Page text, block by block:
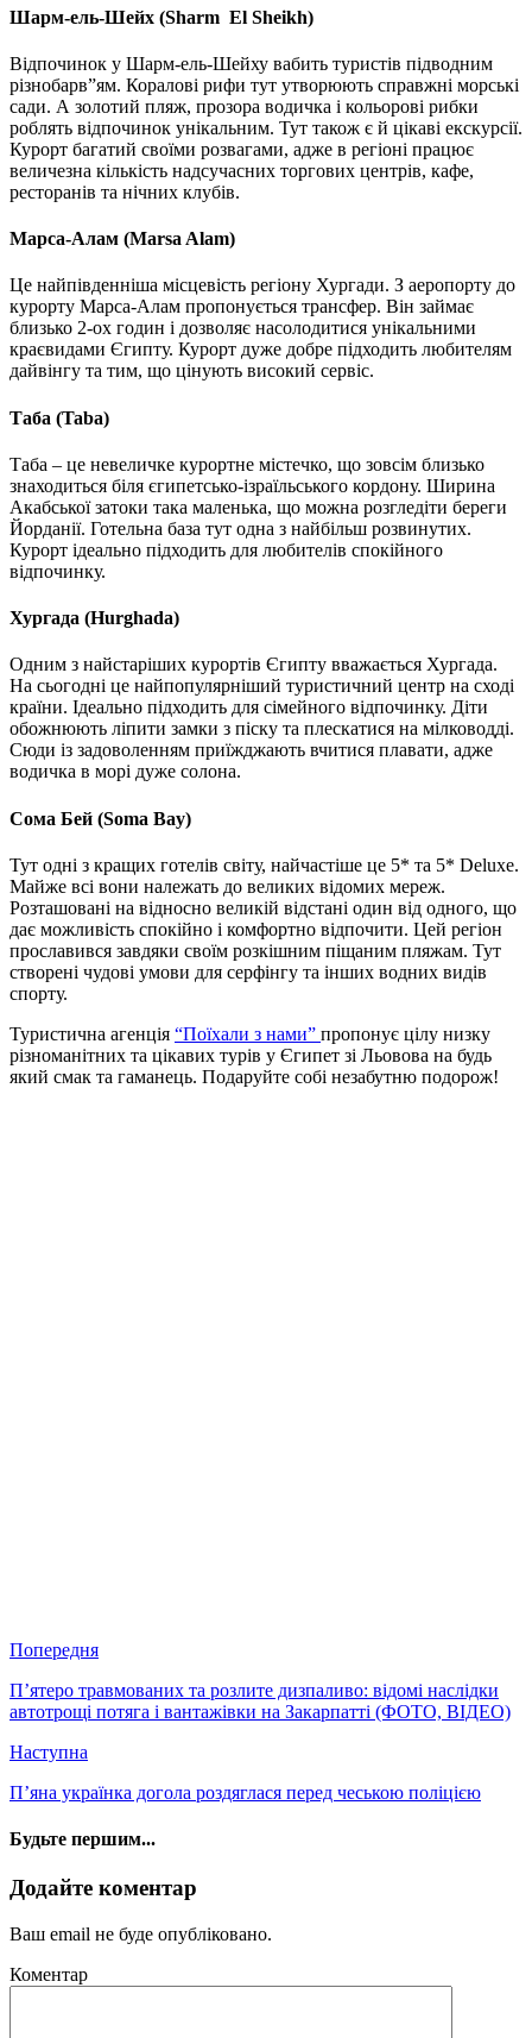
Шарм-ель-Шейх (Sharm El Sheikh)
Відпочинок у Шарм-ель-Шейху вабить туристів підводним
різнобарв”ям. Коралові рифи тут утворюють справжні морські
сади. А золотий пляж, прозора водичка і кольорові рибки
роблять відпочинок унікальним. Тут також є й цікаві екскурсії.
Курорт багатий своїми розвагами, адже в регіоні працює
величезна кількість надсучасних торгових центрів, кафе,
ресторанів та нічних клубів.
Марса-Алам (Marsa Alam)
Це найпівденніша місцевість регіону Хургади. З аеропорту до
курорту Марса-Алам пропонується трансфер. Він займає
близько 2-ох годин і дозволяє насолодитися унікальними
краєвидами Єгипту. Курорт дуже добре підходить любителям
дайвінгу та тим, що цінують високий сервіс.
Таба (Taba)
Таба – це невеличке курортне містечко, що зовсім близько
знаходиться біля єгипетсько-ізраїльського кордону. Ширина
Акабської затоки така маленька, що можна розгледіти береги
Йорданії. Готельна база тут одна з найбільш розвинутих.
Курорт ідеально підходить для любителів спокійного
відпочинку.
Хургада (Hurghada)
Одним з найстаріших курортів Єгипту вважається Хургада.
На сьогодні це найпопулярніший туристичний центр на сході
країни. Ідеально підходить для сімейного відпочинку. Діти
обожнюють ліпити замки з піску та плескатися на мілководді.
Сюди із задоволенням приїжджають вчитися плавати, адже
водичка в морі дуже солона.
Сома Бей (Soma Bay)
Тут одні з кращих готелів світу, найчастіше це 5* та 5* Deluxe.
Майже всі вони належать до великих відомих мереж.
Розташовані на відносно великій відстані один від одного, що
дає можливість спокійно і комфортно відпочити. Цей регіон
прославився завдяки своїм розкішним піщаним пляжам. Тут
створені чудові умови для серфінгу та інших водних видів
спорту.
Туристична агенція “Поїхали з нами” пропонує цілу низку
різноманітних та цікавих турів у Єгипет зі Льовова на будь
який смак та гаманець. Подаруйте собі незабутню подорож!
Попередня
П’ятеро травмованих та розлите дизпаливо: відомі наслідки
автотрощі потяга і вантажівки на Закарпатті (ФОТО, ВІДЕО)
Наступна
П’яна українка догола роздяглася перед чеською поліцією
Будьте першим...
Додайте коментар
Ваш email не буде опубліковано.
Коментар